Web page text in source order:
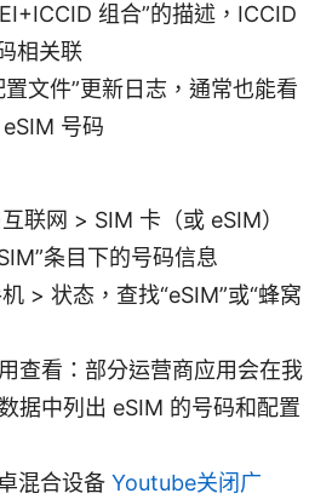
组合”的描述，ICCID
相关联
文件”更新日志，通常也能看
号码
联网 > SIM 卡（或 eSIM）
条目下的号码信息
> 状态，查找“eSIM”或“蜂窝
查看：部分运营商应用会在我
据中列出 eSIM 的号码和配置
混合设备 Youtube关闭广